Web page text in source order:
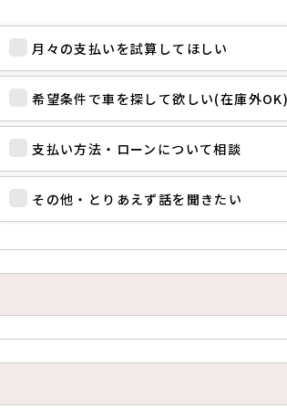
月々の支払いを試算してほしい
希望条件で車を探して欲しい(在庫外
支払い方法・ローンについて相談
その他・とりあえず話を聞きたい